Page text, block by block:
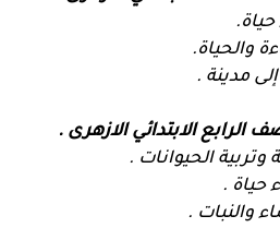
والحياة.
مدينة .
الابتدائي الازهرى .
وتربية الحيوانات .
حياة .
والنبات .